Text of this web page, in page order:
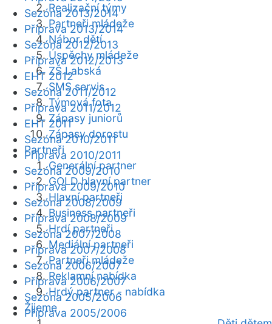
Realizační týmy
Partneři mládeže
Nábor dětí
Úspěchy mládeže
ZŠ Labská
SMS servis
Týmová fota
Zápasy juniorů
Zápasy dorostu
Partneři
Generální partner
GOLD hlavní partner
Hlavní partneři
Business partneři
Hrdí partneři
Mediální partneři
Partneři mládeže
Reklamní nabídka
Hrdý partner - nabídka
Žijeme
Sezóna 2013/2014
Příprava 2013/2014
Sezóna 2012/2013
Příprava 2012/2013
EHT 2012
Sezóna 2011/2012
Příprava 2011/2012
EHT 2011
Sezóna 2010/2011
Příprava 2010/2011
Sezóna 2009/2010
Příprava 2009/2010
Sezóna 2008/2009
Příprava 2008/2009
Sezóna 2007/2008
Příprava 2007/2008
Sezóna 2006/2007
Příprava 2006/2007
Sezóna 2005/2006
Příprava 2005/2006